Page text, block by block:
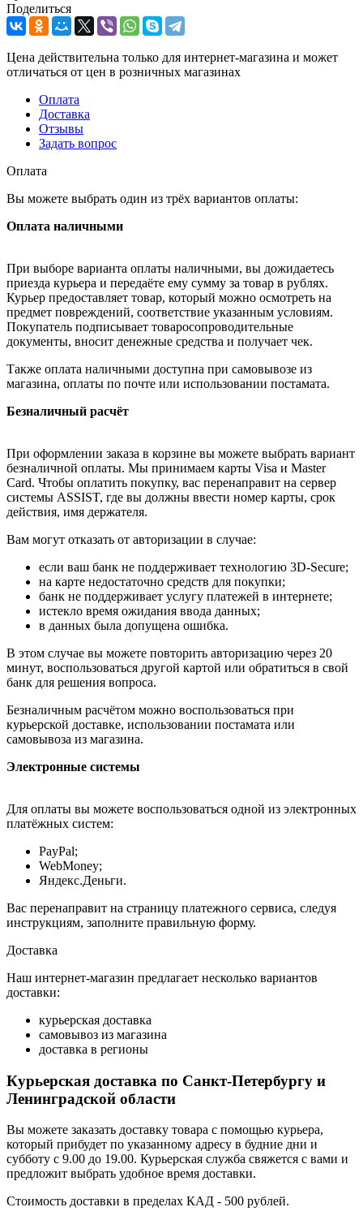
Поделиться
Цена действительна только для интернет-магазина и может
отличаться от цен в розничных магазинах
Оплата
Доставка
Отзывы
Задать вопрос
Оплата
Вы можете выбрать один из трёх вариантов оплаты:
Оплата наличными
При выборе варианта оплаты наличными, вы дожидаетесь
приезда курьера и передаёте ему сумму за товар в рублях.
Курьер предоставляет товар, который можно осмотреть на
предмет повреждений, соответствие указанным условиям.
Покупатель подписывает товаросопроводительные
документы, вносит денежные средства и получает чек.
Также оплата наличными доступна при самовывозе из
магазина, оплаты по почте или использовании постамата.
Безналичный расчёт
При оформлении заказа в корзине вы можете выбрать вариант
безналичной оплаты. Мы принимаем карты Visa и Master
Card. Чтобы оплатить покупку, вас перенаправит на сервер
системы ASSIST, где вы должны ввести номер карты, срок
действия, имя держателя.
Вам могут отказать от авторизации в случае:
если ваш банк не поддерживает технологию 3D-Secure;
на карте недостаточно средств для покупки;
банк не поддерживает услугу платежей в интернете;
истекло время ожидания ввода данных;
в данных была допущена ошибка.
В этом случае вы можете повторить авторизацию через 20
минут, воспользоваться другой картой или обратиться в свой
банк для решения вопроса.
Безналичным расчётом можно воспользоваться при
курьерской доставке, использовании постамата или
самовывоза из магазина.
Электронные системы
Для оплаты вы можете воспользоваться одной из электронных
платёжных систем:
PayPal;
WebMoney;
Яндекс.Деньги.
Вас перенаправит на страницу платежного сервиса, следуя
инструкциям, заполните правильную форму.
Доставка
Наш интернет-магазин предлагает несколько вариантов
доставки:
курьерская доставка
самовывоз из магазина
доставка в регионы
Курьерская доставка по Санкт-Петербургу и
Ленинградской области
Вы можете заказать доставку товара с помощью курьера,
который прибудет по указанному адресу в будние дни и
субботу с 9.00 до 19.00. Курьерская служба свяжется с вами и
предложит выбрать удобное время доставки.
Стоимость доставки в пределах КАД - 500 рублей.